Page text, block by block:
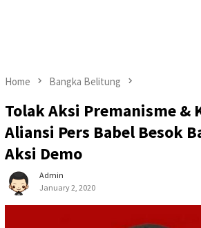
Home Bangka Belitung
Tolak Aksi Premanisme &
Aliansi Pers Babel Besok
Aksi Demo
Admin
January 2, 2020